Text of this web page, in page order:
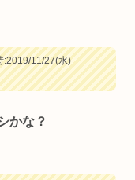
:2019/11/27(水)
かな？